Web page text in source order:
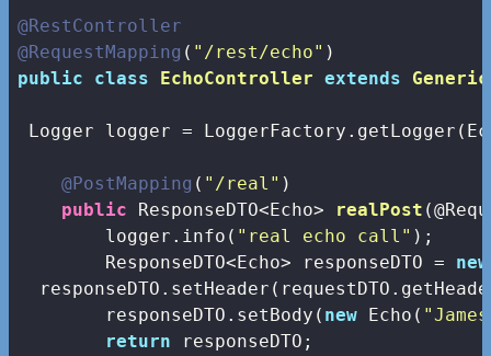
@RestController
@RequestMapping ( "/rest/echo"
public
class EchoController extends
Logger logger =
@PostMapping ( "/real" )
public ResponseDTO<Echo> realPost
        logger.info(
"real echo call" );
        ResponseDTO<Echo> responseDTO =
new
        responseDTO.setBody(
new Echo(
return responseDTO;